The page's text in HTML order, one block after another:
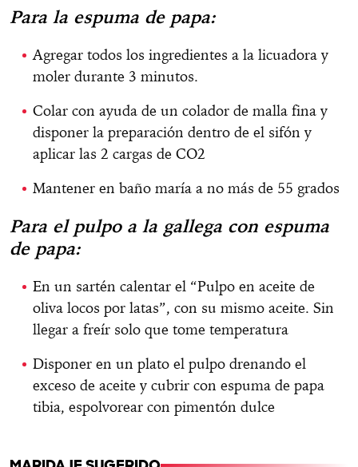
Para la espuma de papa:
Agregar todos los ingredientes a la licuadora y
moler durante 3 minutos.
Colar con ayuda de un colador de malla fina y
disponer la preparación dentro de el sifón y
aplicar las 2 cargas de CO2
Mantener en baño maría a no más de 55 grados
Para el pulpo a la gallega con espuma
de papa:
En un sartén calentar el “Pulpo en aceite de
oliva locos por latas”, con su mismo aceite. Sin
llegar a freír solo que tome temperatura
Disponer en un plato el pulpo drenando el
exceso de aceite y cubrir con espuma de papa
tibia, espolvorear con pimentón dulce